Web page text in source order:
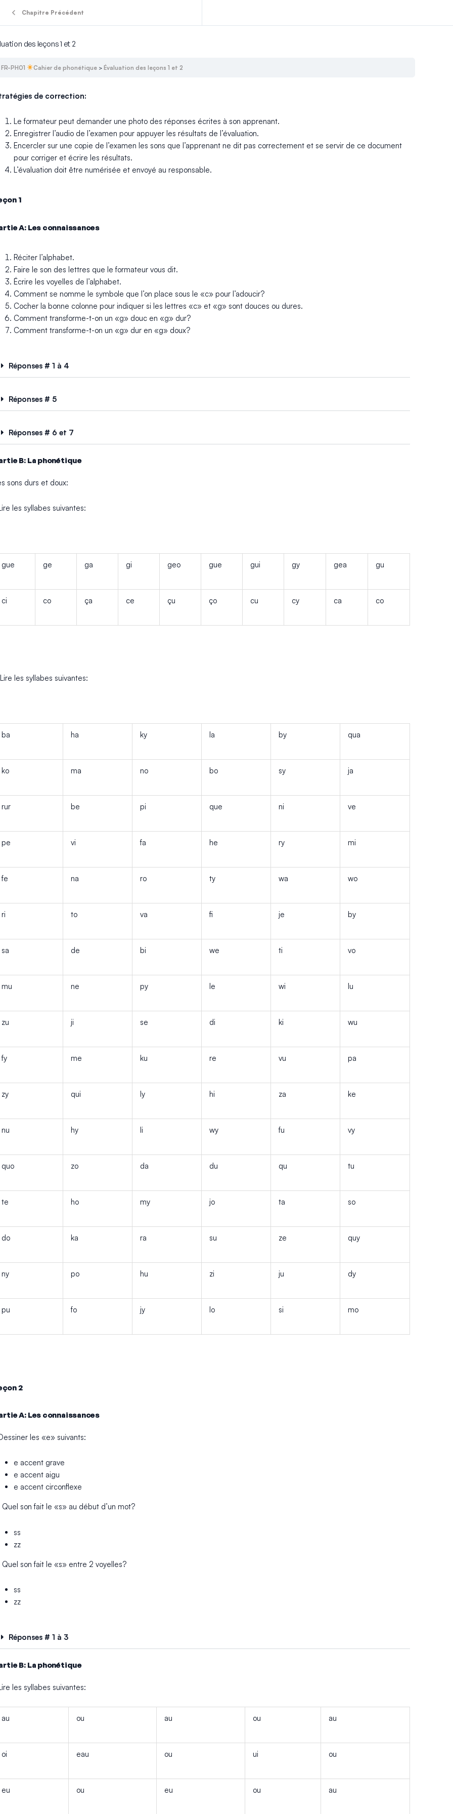
Chapitre Précédent
des leçons 1 et 2
FR-PH01 Cahier de phonétique Évaluation des leçons 1 et 2
de correction:
Le formateur peut demander une photo des réponses écrites à son apprenant.
Enregistrer l’audio de l’examen pour appuyer les résultats de l’évaluation.
Encercler sur une copie de l’examen les sons que l’apprenant ne dit pas correctement et se servir de ce document
pour corriger et écrire les résultats.
L’évaluation doit être numérisée et envoyé au responsable.
1
A: Les connaissances
Réciter l’alphabet.
Faire le son des lettres que le formateur vous dit.
Écrire les voyelles de l’alphabet.
Comment se nomme le symbole que l’on place sous le «c» pour l’adoucir?
Cocher la bonne colonne pour indiquer si les lettres «c» et «g» sont douces ou dures.
Comment transforme-t-on un «g» douc en «g» dur?
Comment transforme-t-on un «g» dur en «g» doux?
Réponses # 1 à 4
Réponses # 5
Réponses # 6 et 7
B: La phonétique
sons durs et doux:
les syllabes suivantes:
gue ge ga gi geo gue gui gy gea gu
ci co ça ce çu ço cu cy ca co
les syllabes suivantes:
ba ha ky la by qua
ko ma no bo sy ja
rur be pi que ni ve
pe vi fa he ry mi
fe na ro ty wa wo
ri to va fi je by
sa de bi we ti vo
mu ne py le wi lu
zu ji se di ki wu
fy me ku re vu pa
zy qui ly hi za ke
nu hy li wy fu vy
quo zo da du qu tu
te ho my jo ta so
do ka ra su ze quy
ny po hu zi ju dy
pu fo jy lo si mo
2
A: Les connaissances
les «e» suivants:
e accent grave
e accent aigu
e accent circonflexe
Quel son fait le «s» au début d’un mot?
ss
zz
Quel son fait le «s» entre 2 voyelles?
ss
zz
Réponses # 1 à 3
B: La phonétique
les syllabes suivantes:
au ou au ou au
oi eau ou ui ou
eu ou eu ou au